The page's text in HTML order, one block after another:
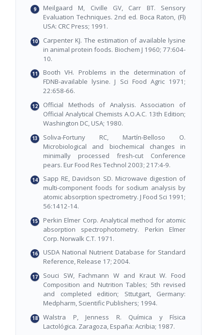
Meilgaard M, Civille GV, Carr BT. Sensory
Evaluation Techniques. 2nd ed. Boca Raton, (Fl)
USA: CRC Press; 1991.
Carpenter KJ. The estimation of available lysine
in animal protein foods. Biochem J 1960; 77:604-
10.
Booth VH. Problems in the determination of
FDNB-available lysine. J Sci Food Agric 1971;
22:658-66.
Official Methods of Analysis. Association of
Official Analytical Chemists A.O.A.C. 13th Edition;
Washington DC, USA; 1980.
Soliva-Fortuny RC, Martín-Belloso O.
Microbiological and biochemical changes in
minimally processed fresh-cut Conference
pears. Eur Food Res Technol 2003; 217:4-9.
Sapp RE, Davidson SD. Microwave digestion of
multi-component foods for sodium analysis by
atomic absorption spectrometry. J Food Sci 1991;
56:1412-14.
Perkin Elmer Corp. Analytical method for atomic
absorption spectrophotometry. Perkin Elmer
Corp. Norwalk C.T. 1971.
USDA National Nutrient Database for Standard
Reference, Release 17; 2004.
Souci SW, Fachmann W and Kraut W. Food
Composition and Nutrition Tables; 5th revised
and completed edition; Sttutgart, Germany:
Medpharm, Scientific Publishers; 1994.
Walstra P, Jenness R. Química y Física
Lactológica. Zaragoza, España: Acribia; 1987.